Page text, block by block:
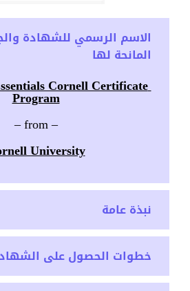
الاسم الرسمي للشهادة
المانحة لها
Cornell Certificate
Program
– from –
University
نبذة عامة
خطوات الحصول على